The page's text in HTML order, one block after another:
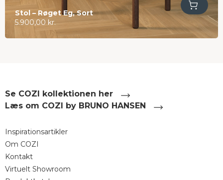
Stol – Røget Eg, Sort
5.900,00 kr.
Tilføj til kurv
Se COZI kollektionen her
Læs om COZI by BRUNO HANSEN
Inspirationsartikler
Om COZI
Kontakt
Virtuelt Showroom